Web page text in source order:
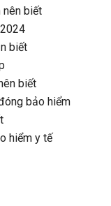
nên biết
biết
biết
bảo hiểm
hiểm y tế